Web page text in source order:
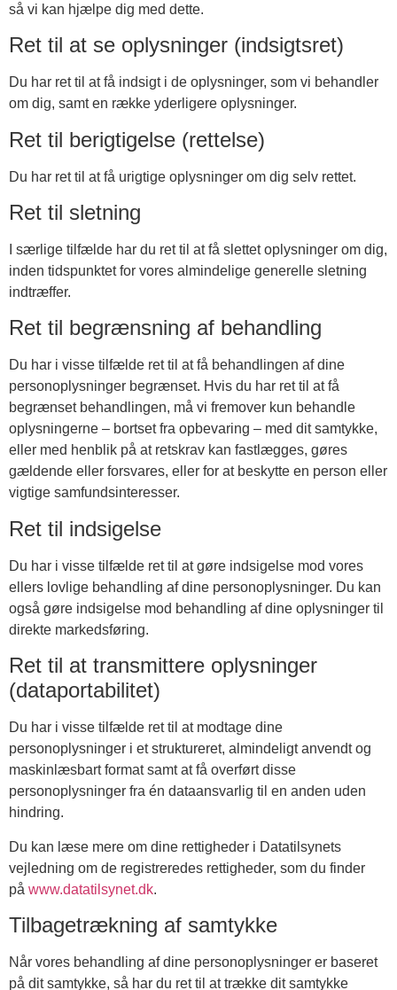
så vi kan hjælpe dig med dette.
Ret til at se oplysninger (indsigtsret)
Du har ret til at få indsigt i de oplysninger, som vi behandler
om dig, samt en række yderligere oplysninger.
Ret til berigtigelse (rettelse)
Du har ret til at få urigtige oplysninger om dig selv rettet.
Ret til sletning
I særlige tilfælde har du ret til at få slettet oplysninger om dig,
inden tidspunktet for vores almindelige generelle sletning
indtræffer.
Ret til begrænsning af behandling
Du har i visse tilfælde ret til at få behandlingen af dine
personoplysninger begrænset. Hvis du har ret til at få
begrænset behandlingen, må vi fremover kun behandle
oplysningerne – bortset fra opbevaring – med dit samtykke,
eller med henblik på at retskrav kan fastlægges, gøres
gældende eller forsvares, eller for at beskytte en person eller
vigtige samfundsinteresser.
Ret til indsigelse
Du har i visse tilfælde ret til at gøre indsigelse mod vores
ellers lovlige behandling af dine personoplysninger. Du kan
også gøre indsigelse mod behandling af dine oplysninger til
direkte markedsføring.
Ret til at transmittere oplysninger
(dataportabilitet)
Du har i visse tilfælde ret til at modtage dine
personoplysninger i et struktureret, almindeligt anvendt og
maskinlæsbart format samt at få overført disse
personoplysninger fra én dataansvarlig til en anden uden
hindring.
Du kan læse mere om dine rettigheder i Datatilsynets
vejledning om de registreredes rettigheder, som du finder
på www.datatilsynet.dk.
Tilbagetrækning af samtykke
Når vores behandling af dine personoplysninger er baseret
på dit samtykke, så har du ret til at trække dit samtykke